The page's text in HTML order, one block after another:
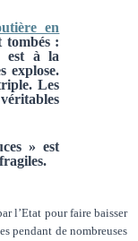
en
tombés :
est à la
explose.
Les
» est
l’Etat pour faire baisser
pendant de nombreuses